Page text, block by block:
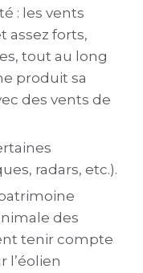
: les vents
assez forts,
tout au long
produit sa
des vents de
radars, etc.).
des
tenir compte
l’éolien